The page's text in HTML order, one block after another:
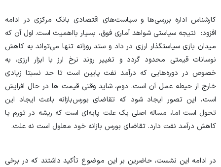
کارشناس اداره بررسی‌ها و سیاست‌های اقتصادی بانک مرکزی در ادامه
افزود: نتیجه سیاستی شواهد آماری فوق، بسیار بااهمیت است. اول آن که
میدان بازی سیاستگذار ارزی در داد و ستد روزانه تنها می‌تواند به کاهش
نوسانات قیمتی محدود گردد و تغییر روند نرخ ارز با ابزار ارزی، به
خصوص در دوره‌هایی که درآمد نفت پایین است تا حد نسبتا زیادی
خارج از حیطه عمل آن است. دوم، شاید وقتی قیمت ها در حال افزایش
است، این تصور ایجاد شود که تقاضای بورس‌بازانه باعث ایجاد این
تحول است اما، مساله اصلی یک علت پایه‌ای است که ریشه در تورم یا
کاهش درآمد نفت دارد. تقاضای بورس بازانه خود معلول است نه علت.
در ادامه این نشست، حاضرین بر این موضوع تأکید داشتند که در برخی